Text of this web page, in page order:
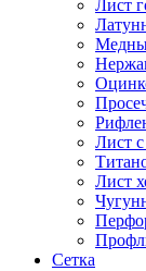
Лист
Лист
Лист
Сетка